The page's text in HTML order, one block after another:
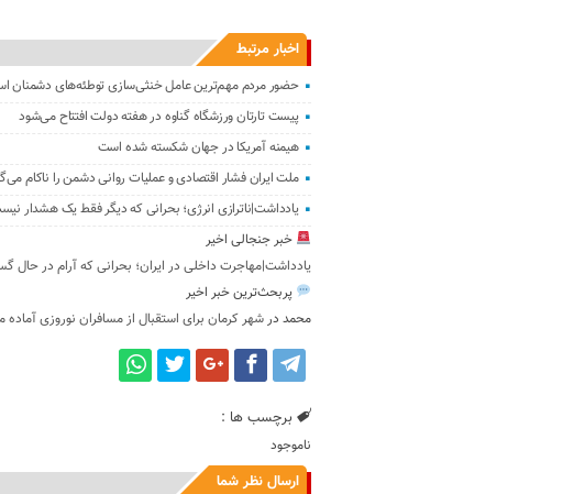
اخبار مرتبط
حضور مردم مهم‌ترین عامل خنثی‌سازی توطئه‌های دشمنان
پیست تارتان ورزشگاه گناوه در هفته دولت افتتاح می‌شود
هیمنه آمریکا در جهان شکسته شده است
ملت ایران فشار اقتصادی و عملیات روانی دشمن را ناکام
یادداشت|ناترازی انرژی؛ بحرانی که دیگر فقط یک هشدار
خبر جنجالی اخیر
یادداشت|مهاجرت داخلی در ایران؛ بحرانی که آرام در
پربحث‌ترین خبر اخیر
محمد درشهر کرمان برای استقبال از مسافران نوروزی
برچسب ها :
ناموجود
ارسال نظر شما